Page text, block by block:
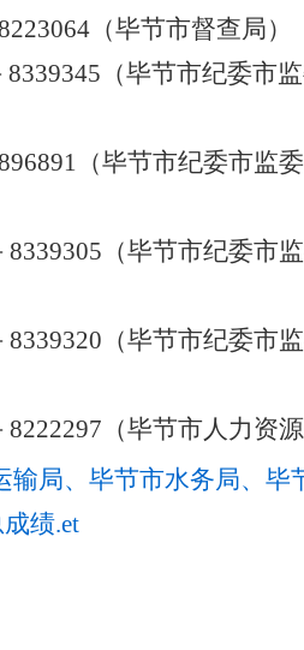
（毕节市督查局
8339345（毕节市纪委市
（毕节市纪委市监
8339305（毕节市纪委市
8339320（毕节市纪委市
8222297（毕节市人力资
输局、毕节市水务局、
绩.et